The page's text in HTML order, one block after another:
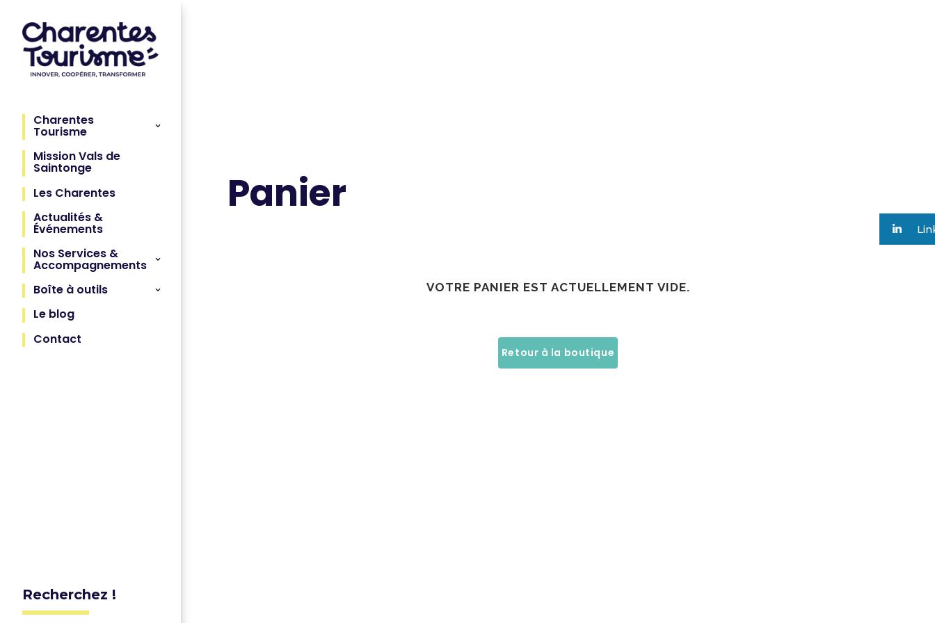
Charentes
Tourisme
Mission Vals de
Saintonge
Les Charentes
Actualités &
Événements
Nos Services &
Accompagnements
Boîte à outils
Le blog
Contact
Recherchez !
Panier
VOTRE PANIER EST ACTUELLEMENT VIDE.
Retour à la boutique